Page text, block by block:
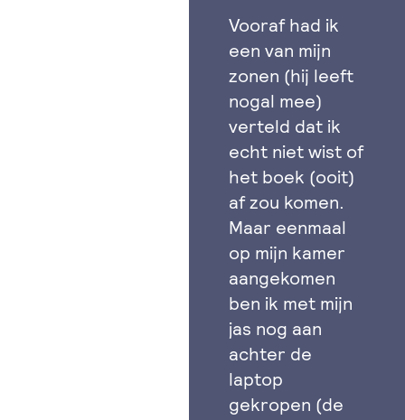
Vooraf had ik
een van mijn
zonen (hij leeft
nogal mee)
verteld dat ik
echt niet wist of
het boek (ooit)
af zou komen.
Maar eenmaal
op mijn kamer
aangekomen
ben ik met mijn
jas nog aan
achter de
laptop
gekropen (de